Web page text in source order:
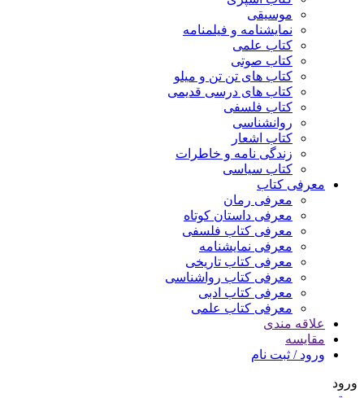
موسیقی
نمایشنامه و فیلمنامه
کتاب علمی
کتاب صوتی
کتاب های تن تن و میلو
کتاب های درسی قدیمی
کتاب فلسفی
روانشناسی
کتاب اشعار
زندگی نامه و خاطرات
کتاب سیاسی
معرفی کتاب
معرفی رمان
معرفی داستان کوتاه
معرفی کتاب فلسفی
معرفی نمایشنامه
معرفی کتاب تاریخی
معرفی کتاب رواشناسی
معرفی کتاب ادبی
معرفی کتاب علمی
علاقه مندی
مقایسه
ورود / ثبت نام
ورود